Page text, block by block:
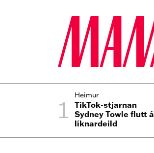
1 Heimur
TikTok-stjarnan
Sydney Towle flutt á
líknardeild